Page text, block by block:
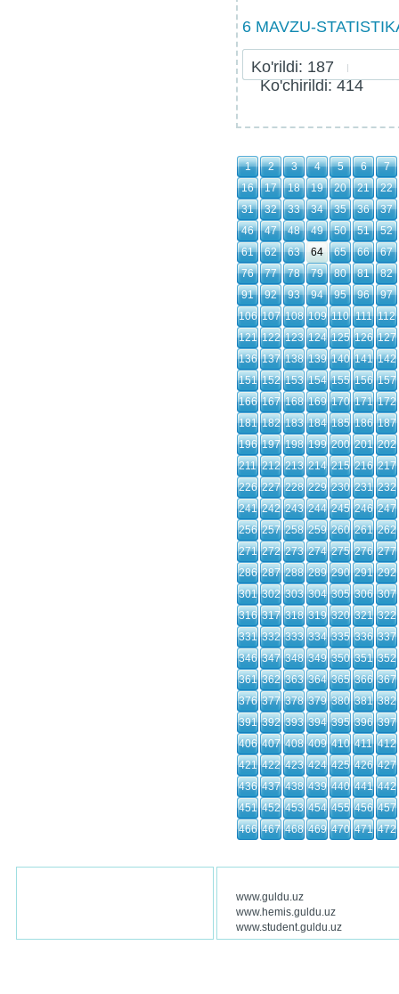
6 MAVZU-
Ko'rildi: 187
Ko'chirildi: 414
1 2 3 4 5 6
7
16
17 18 19 20 21
22
31
32 33 34 35 36
37
46
47 48 49 50 51
52
61
62 63 64 65 66
67
76
77 78 79 80 81
82
91
92 93 94 95 96
97
106 107 108 109 110 111 112
121 122 123 124 125 126 127
136 137 138 139 140 141 142
151 152 153 154 155 156 157
166 167 168 169 170 171 172
181 182 183 184 185 186 187
196 197 198 199 200 201 202
211 212 213 214 215 216 217
226 227 228 229 230 231 232
241 242 243 244 245 246 247
256 257 258 259 260 261 262
271 272 273 274 275 276 277
286 287 288 289 290 291 292
301 302 303 304 305 306 307
316 317 318 319 320 321 322
331 332 333 334 335 336 337
346 347 348 349 350 351 352
361 362 363 364 365 366 367
376 377 378 379 380 381 382
391 392 393 394 395 396 397
406 407 408 409 410 411 412
421 422 423 424 425 426 427
436 437 438 439 440 441 442
451 452 453 454 455 456 457
466 467 468 469 470 471 472
www.guldu.uz
www.hemis.guldu.uz
www.student.guldu.uz